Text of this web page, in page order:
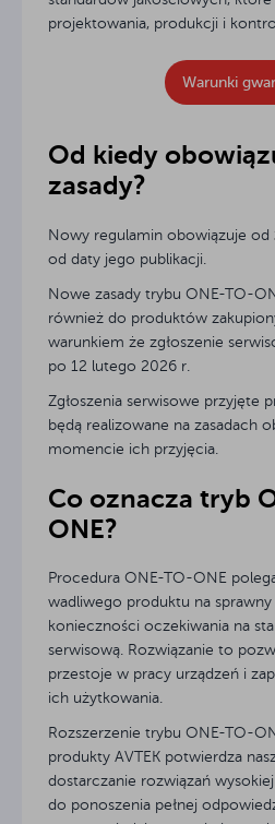
projektowania, produkcji i
Warunki
Od kiedy
zasady?
Nowy regulamin obowiązuje od
od daty jego publikacji.
Nowe zasady trybu ONE-TO-
również do produktów
warunkiem że zgłoszenie
po 12 lutego 2026 r.
Zgłoszenia serwisowe przyjęte
będą realizowane na zasadach
momencie ich przyjęcia.
Co oznacza tryb
ONE?
Procedura ONE-TO-ONE
wadliwego produktu na
konieczności oczekiwania na
serwisową. Rozwiązanie to
przestoje w pracy urządzeń i
ich użytkowania.
Rozszerzenie trybu ONE-TO-
produkty AVTEK potwierdza
dostarczanie rozwiązań
do ponoszenia pełnej